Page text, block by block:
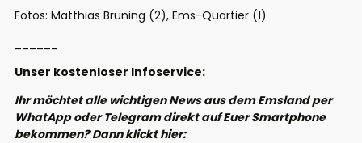
Fotos: Matthias Brüning (2), Ems-Quartier (1)
Unser kostenloser Infoservice:
Ihr möchtet alle wichtigen News aus dem Emsland per
WhatApp oder Telegram direkt auf Euer Smartphone
bekommen? Dann klickt hier: